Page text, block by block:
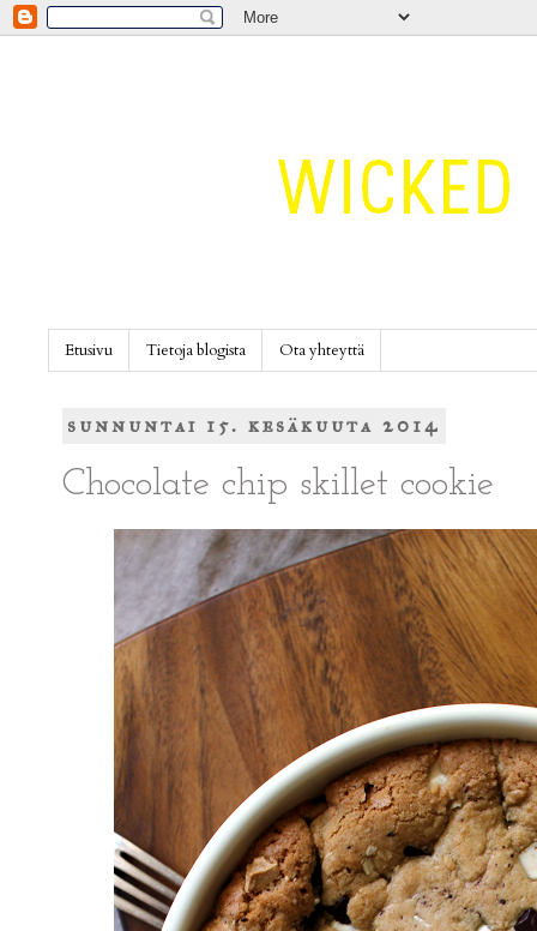
Etusivu Tietoja blogista Ota yhteyttä
sunnuntai 15. kesäkuuta 2014
Chocolate chip skillet cookie